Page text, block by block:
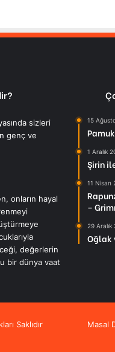
sizleri
genç ve
onların hayal
değerlerin
bir dünya vaat
15
1 Aralık
Şirin
11 Nisan
–
29 Aralık
Oğlak
Saklıdır Masal